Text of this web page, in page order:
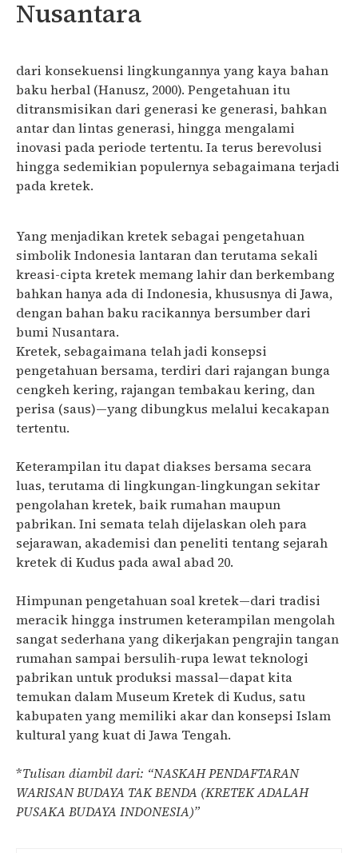
Nusantara
dari konsekuensi lingkungannya yang kaya bahan
baku herbal (Hanusz, 2000). Pengetahuan itu
ditransmisikan dari generasi ke generasi, bahkan
antar dan lintas generasi, hingga mengalami
inovasi pada periode tertentu. Ia terus berevolusi
hingga sedemikian populernya sebagaimana terjadi
pada kretek.
Yang menjadikan kretek sebagai pengetahuan
simbolik Indonesia lantaran dan terutama sekali
kreasi-cipta kretek memang lahir dan berkembang
bahkan hanya ada di Indonesia, khususnya di Jawa,
dengan bahan baku racikannya bersumber dari
bumi Nusantara.
Kretek, sebagaimana telah jadi konsepsi
pengetahuan bersama, terdiri dari rajangan bunga
cengkeh kering, rajangan tembakau kering, dan
perisa (saus)—yang dibungkus melalui kecakapan
tertentu.
Keterampilan itu dapat diakses bersama secara
luas, terutama di lingkungan-lingkungan sekitar
pengolahan kretek, baik rumahan maupun
pabrikan. Ini semata telah dijelaskan oleh para
sejarawan, akademisi dan peneliti tentang sejarah
kretek di Kudus pada awal abad 20.
Himpunan pengetahuan soal kretek—dari tradisi
meracik hingga instrumen keterampilan mengolah
sangat sederhana yang dikerjakan pengrajin tangan
rumahan sampai bersulih-rupa lewat teknologi
pabrikan untuk produksi massal—dapat kita
temukan dalam Museum Kretek di Kudus, satu
kabupaten yang memiliki akar dan konsepsi Islam
kultural yang kuat di Jawa Tengah.
*Tulisan diambil dari: “NASKAH PENDAFTARAN
WARISAN BUDAYA TAK BENDA (KRETEK ADALAH
PUSAKA BUDAYA INDONESIA)”